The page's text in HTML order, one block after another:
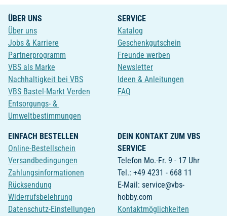
ÜBER UNS
Über uns
Jobs & Karriere
Partnerprogramm
VBS als Marke
Nachhaltigkeit bei VBS
VBS Bastel-Markt Verden
Entsorgungs- &
Umweltbestimmungen
SERVICE
Katalog
Geschenkgutschein
Freunde werben
Newsletter
Ideen & Anleitungen
FAQ
EINFACH BESTELLEN
Online-Bestellschein
Versandbedingungen
Zahlungsinformationen
Rücksendung
Widerrufsbelehrung
Datenschutz-Einstellungen
DEIN KONTAKT ZUM VBS
SERVICE
Telefon Mo.-Fr. 9 - 17 Uhr
Tel.: +49 4231 - 668 11
E-Mail: service@vbs-
hobby.com
Kontaktmöglichkeiten